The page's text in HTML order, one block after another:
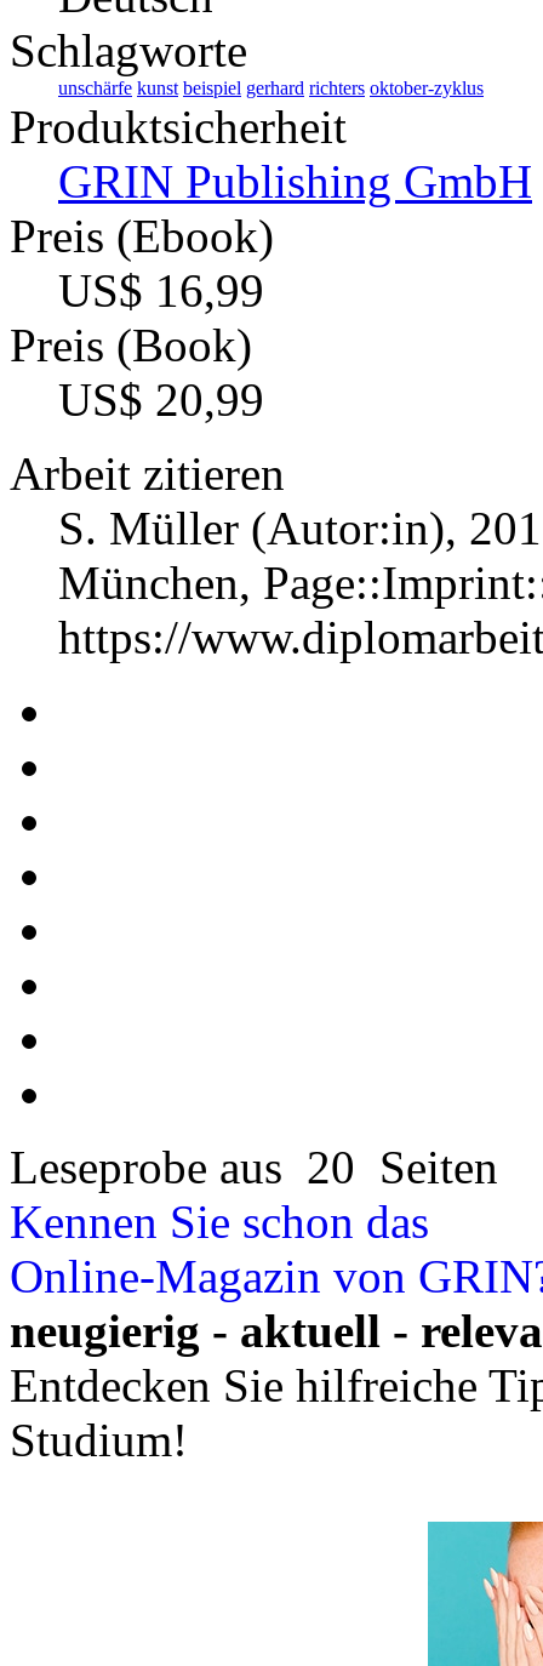
Schlagworte
unschärfe kunst beispiel gerhard richters oktober-zyklus
Produktsicherheit
GRIN Publishing GmbH
Preis (Ebook)
US$ 16,99
Preis (Book)
US$ 20,99
Arbeit zitieren
S. Müller (Autor:in),
München,
https://
Leseprobe aus 20 Seiten